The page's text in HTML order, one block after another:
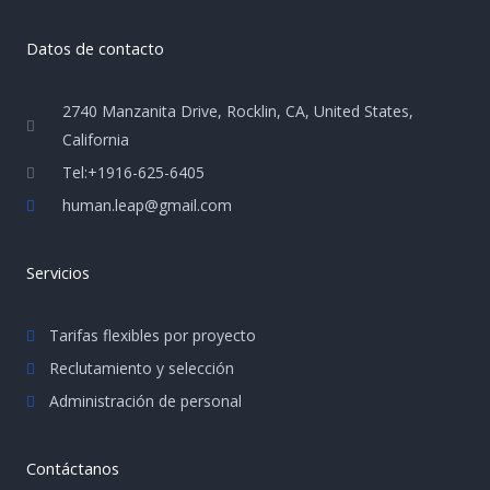
Datos de contacto
2740 Manzanita Drive, Rocklin, CA, United States,
California
Tel:+1916-625-6405
human.leap@gmail.com
Servicios
Tarifas flexibles por proyecto
Reclutamiento y selección
Administración de personal
Contáctanos